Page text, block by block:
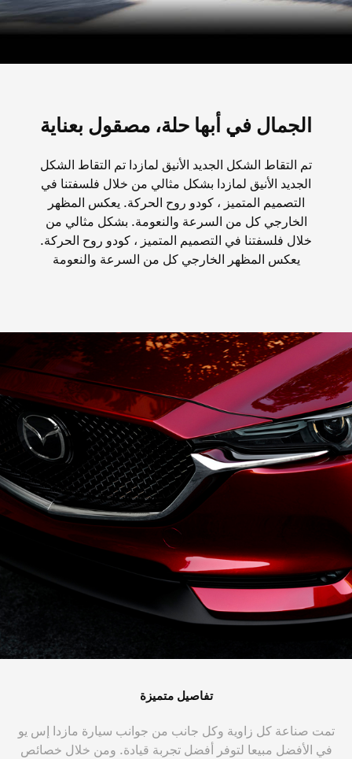
الجمال في أبها حلة، مصقول بعناية
تم التقاط الشكل الجديد الأنيق لمازدا تم التقاط الشكل
الجديد الأنيق لمازدا بشكل مثالي من خلال فلسفتنا في
التصميم المتميز ، كودو روح الحركة. يعكس المظهر
الخارجي كل من السرعة والنعومة. بشكل مثالي من
خلال فلسفتنا في التصميم المتميز ، كودو روح الحركة.
يعكس المظهر الخارجي كل من السرعة والنعومة
تفاصيل متميزة
تمت صناعة كل زاوية وكل جانب من جوانب سيارة مازدا إس يو
في الأفضل مبيعا لتوفر أفضل تجربة قيادة. ومن خلال خصائص